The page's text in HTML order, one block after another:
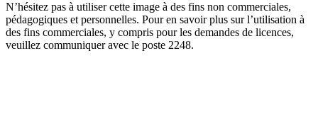
N’hésitez pas à utiliser cette image à des fins non commerciales,
pédagogiques et personnelles. Pour en savoir plus sur l’utilisation à
des fins commerciales, y compris pour les demandes de licences,
veuillez communiquer avec le poste 2248.